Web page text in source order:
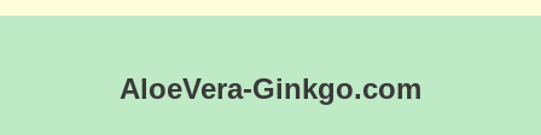
AloeVera-Ginkgo.com